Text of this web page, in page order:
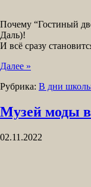
Почему “Гостиный
Даль)!
И всё сразу
Далее »
Рубрика: В дни
Музей моды
02.11.2022